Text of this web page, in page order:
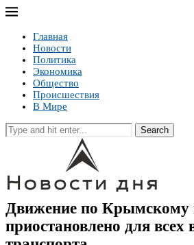
Главная
Новости
Политика
Экономика
Общество
Происшествия
В Мире
Search
Движение по Крымскому
приостановлено для всех